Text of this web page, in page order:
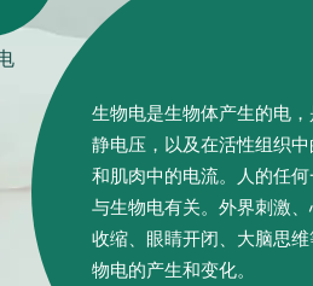
生物电是生物体产生的电
静电压，以及在活性组织
和肌肉中的电流。人的任
与生物电有关。外界刺激
收缩、眼睛开闭、大脑思
物电的产生和变化。